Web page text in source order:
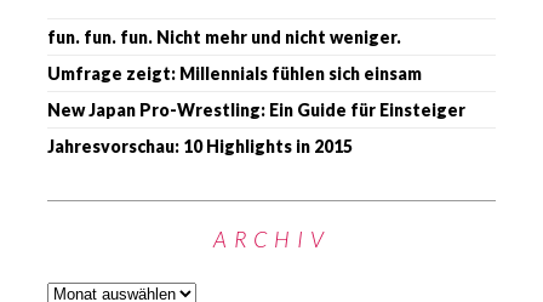
fun. fun. fun. Nicht mehr und nicht weniger.
Umfrage zeigt: Millennials fühlen sich einsam
New Japan Pro-Wrestling: Ein Guide für Einsteiger
Jahresvorschau: 10 Highlights in 2015
ARCHIV